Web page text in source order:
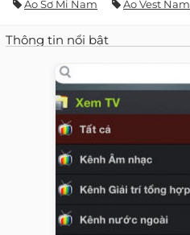
Áo Sơ Mi Nam Áo Vest Nam
Thông tin nổi bật